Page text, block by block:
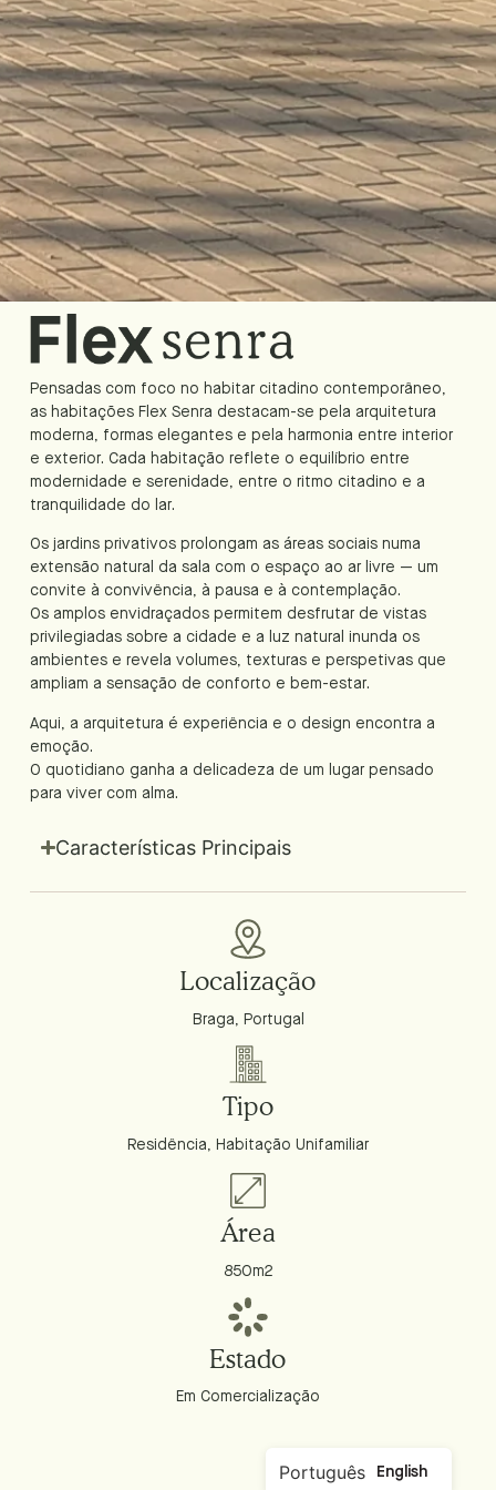
Pensadas com foco no habitar citadino contemporâneo,
as habitações Flex Senra destacam-se pela arquitetura
moderna, formas elegantes e pela harmonia entre interior
e exterior. Cada habitação reflete o equilíbrio entre
modernidade e serenidade, entre o ritmo citadino e a
tranquilidade do lar.
Os jardins privativos prolongam as áreas sociais numa
extensão natural da sala com o espaço ao ar livre — um
convite à convivência, à pausa e à contemplação.
Os amplos envidraçados permitem desfrutar de vistas
privilegiadas sobre a cidade e a luz natural inunda os
ambientes e revela volumes, texturas e perspetivas que
ampliam a sensação de conforto e bem-estar.
Aqui, a arquitetura é experiência e o design encontra a
emoção.
O quotidiano ganha a delicadeza de um lugar pensado
para viver com alma.
Características Principais
Localização
Braga, Portugal
Tipo
Residência, Habitação Unifamiliar
Área
850m2
Estado
Em Comercialização
Português English